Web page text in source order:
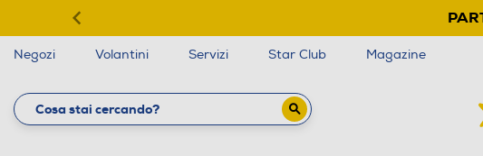
Negozi Volantini Servizi Star Club Magazine